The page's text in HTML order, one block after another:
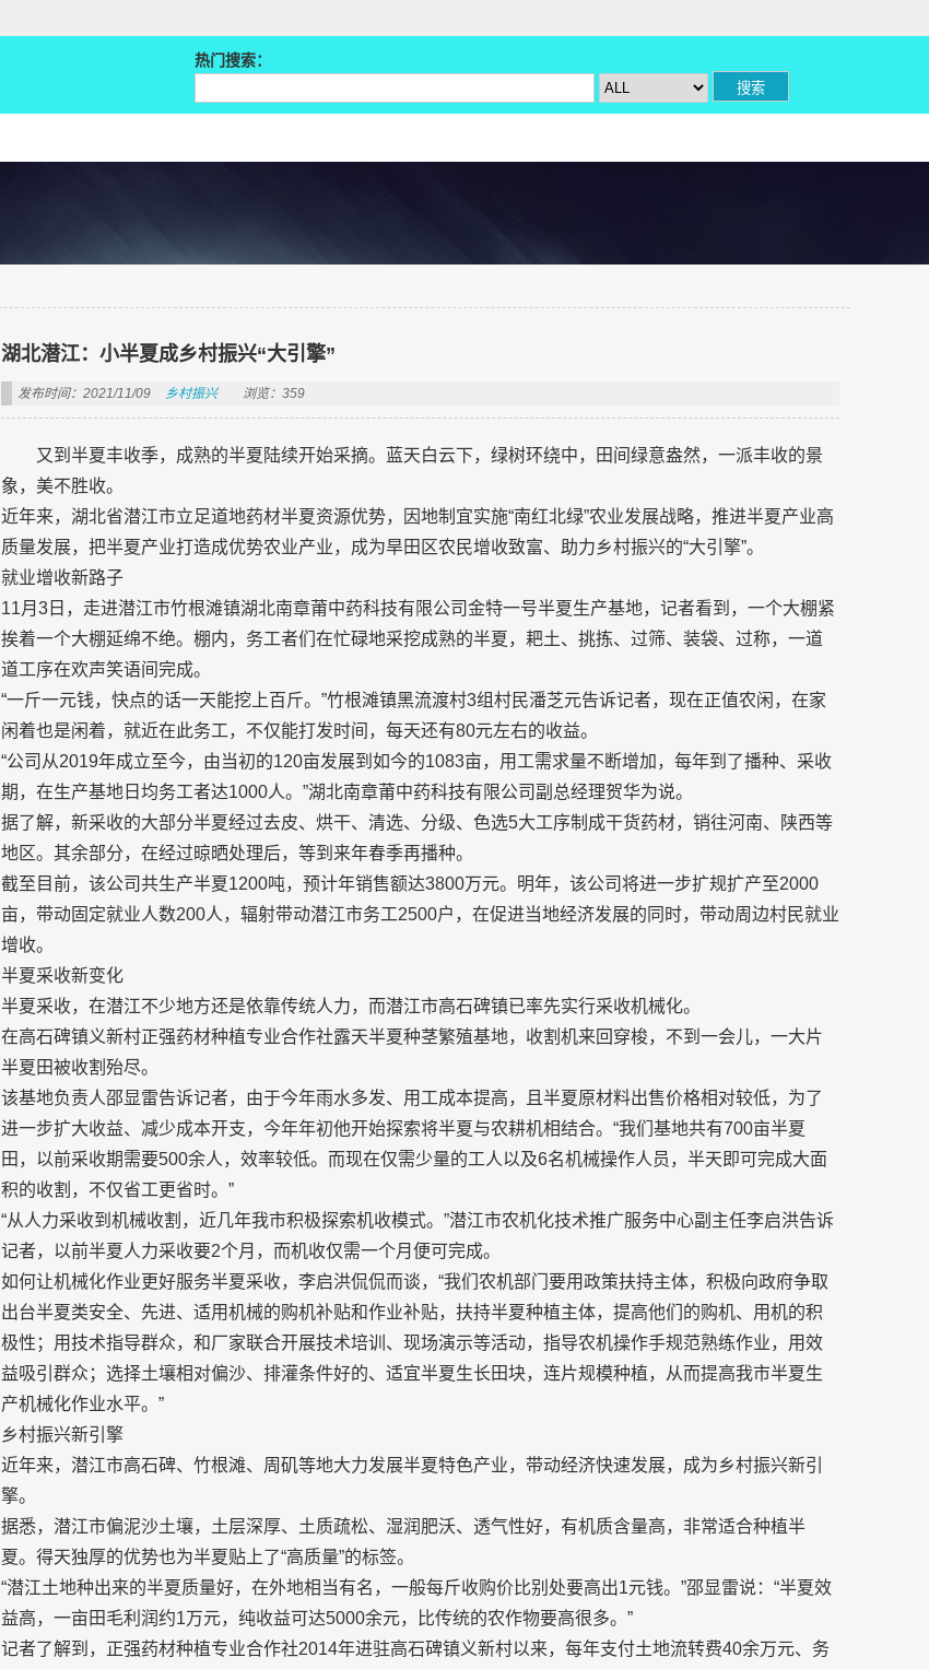
热门搜索：
湖北潜江：小半夏成乡村振兴“大引擎”
发布时间：2021/11/09 乡村振兴 浏览：359
又到半夏丰收季，成熟的半夏陆续开始采摘。蓝天白云下，绿树环绕中，田间绿意盎然，一派丰收的景
象，美不胜收。
近年来，湖北省潜江市立足道地药材半夏资源优势，因地制宜实施“南红北绿”农业发展战略，推进半夏产业高
质量发展，把半夏产业打造成优势农业产业，成为旱田区农民增收致富、助力乡村振兴的“大引擎”。
就业增收新路子
11月3日，走进潜江市竹根滩镇湖北南章莆中药科技有限公司金特一号半夏生产基地，记者看到，一个大棚紧
挨着一个大棚延绵不绝。棚内，务工者们在忙碌地采挖成熟的半夏，耙土、挑拣、过筛、装袋、过称，一道
道工序在欢声笑语间完成。
“一斤一元钱，快点的话一天能挖上百斤。”竹根滩镇黑流渡村3组村民潘芝元告诉记者，现在正值农闲，在家
闲着也是闲着，就近在此务工，不仅能打发时间，每天还有80元左右的收益。
“公司从2019年成立至今，由当初的120亩发展到如今的1083亩，用工需求量不断增加，每年到了播种、采收
期，在生产基地日均务工者达1000人。”湖北南章莆中药科技有限公司副总经理贺华为说。
据了解，新采收的大部分半夏经过去皮、烘干、清选、分级、色选5大工序制成干货药材，销往河南、陕西等
地区。其余部分，在经过晾晒处理后，等到来年春季再播种。
截至目前，该公司共生产半夏1200吨，预计年销售额达3800万元。明年，该公司将进一步扩规扩产至2000
亩，带动固定就业人数200人，辐射带动潜江市务工2500户，在促进当地经济发展的同时，带动周边村民就业
增收。
半夏采收新变化
半夏采收，在潜江不少地方还是依靠传统人力，而潜江市高石碑镇已率先实行采收机械化。
在高石碑镇义新村正强药材种植专业合作社露天半夏种茎繁殖基地，收割机来回穿梭，不到一会儿，一大片
半夏田被收割殆尽。
该基地负责人邵显雷告诉记者，由于今年雨水多发、用工成本提高，且半夏原材料出售价格相对较低，为了
进一步扩大收益、减少成本开支，今年年初他开始探索将半夏与农耕机相结合。“我们基地共有700亩半夏
田，以前采收期需要500余人，效率较低。而现在仅需少量的工人以及6名机械操作人员，半天即可完成大面
积的收割，不仅省工更省时。”
“从人力采收到机械收割，近几年我市积极探索机收模式。”潜江市农机化技术推广服务中心副主任李启洪告诉
记者，以前半夏人力采收要2个月，而机收仅需一个月便可完成。
如何让机械化作业更好服务半夏采收，李启洪侃侃而谈，“我们农机部门要用政策扶持主体，积极向政府争取
出台半夏类安全、先进、适用机械的购机补贴和作业补贴，扶持半夏种植主体，提高他们的购机、用机的积
极性；用技术指导群众，和厂家联合开展技术培训、现场演示等活动，指导农机操作手规范熟练作业，用效
益吸引群众；选择土壤相对偏沙、排灌条件好的、适宜半夏生长田块，连片规模种植，从而提高我市半夏生
产机械化作业水平。”
乡村振兴新引擎
近年来，潜江市高石碑、竹根滩、周矶等地大力发展半夏特色产业，带动经济快速发展，成为乡村振兴新引
擎。
据悉，潜江市偏泥沙土壤，土层深厚、土质疏松、湿润肥沃、透气性好，有机质含量高，非常适合种植半
夏。得天独厚的优势也为半夏贴上了“高质量”的标签。
“潜江土地种出来的半夏质量好，在外地相当有名，一般每斤收购价比别处要高出1元钱。”邵显雷说：“半夏效
益高，一亩田毛利润约1万元，纯收益可达5000余元，比传统的农作物要高很多。”
记者了解到，正强药材种植专业合作社2014年进驻高石碑镇义新村以来，每年支付土地流转费40余万元、务